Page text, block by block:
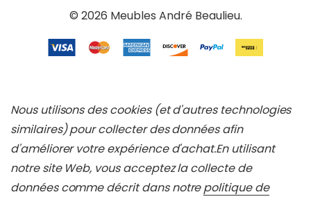
© 2026 Meubles André Beaulieu.
Nous utilisons des cookies (et d'autres technologies
similaires) pour collecter des données afin
d'améliorer votre expérience d'achat.En utilisant
notre site Web, vous acceptez la collecte de
données comme décrit dans notrepolitique de